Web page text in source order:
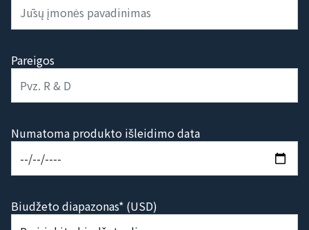
Pareigos
Numatoma produkto išleidimo data
Biudžeto diapazonas* (USD)